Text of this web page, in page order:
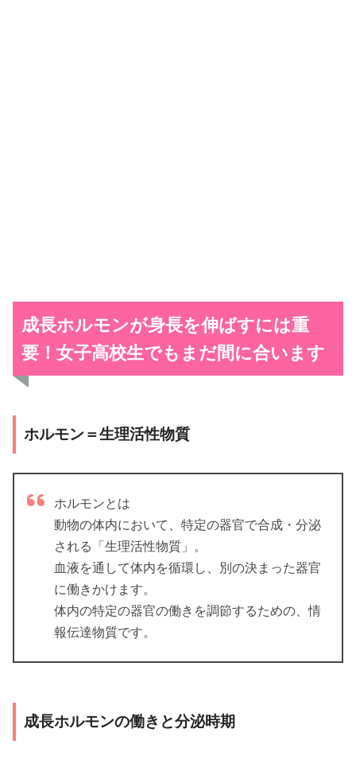
成長ホルモンが身長を伸ばすには重
要！女子高校生でもまだ間に合います
ホルモン＝生理活性物質
ホルモンとは
動物の体内において、特定の器官で合成・分泌
される「生理活性物質」。
血液を通して体内を循環し、別の決まった器官
に働きかけます。
体内の特定の器官の働きを調節するための、情
報伝達物質です。
成長ホルモンの働きと分泌時期